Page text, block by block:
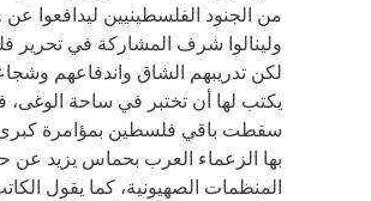
من الجنود الفلسطينيين ليدافعوا
ولينالوا شرف المشاركة في تحرير
لكن تدريبهم الشاق واندفاعهم
يكتب لها أن تختبر في ساحة الوغى،
سقطت باقي فلسطين بمؤامرة
بها الزعماء العرب بحماس يزيد
المنظمات الصهيونية، كما يقول